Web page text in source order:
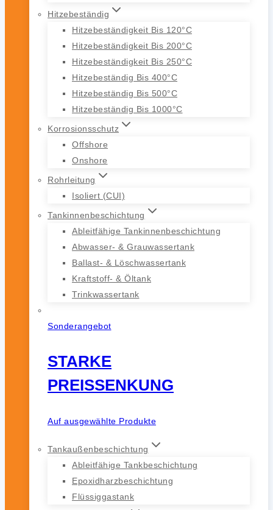
Hitzebeständig
Hitzebeständigkeit Bis 120°C
Hitzebeständigkeit Bis 200°C
Hitzebeständigkeit Bis 250°C
Hitzebeständig Bis 400°C
Hitzebeständig Bis 500°C
Hitzebeständig Bis 1000°C
Korrosionsschutz
Offshore
Onshore
Rohrleitung
Isoliert (CUI)
Tankinnenbeschichtung
Ableitfähige Tankinnenbeschichtung
Abwasser- & Grauwassertank
Ballast- & Löschwassertank
Kraftstoff- & Öltank
Trinkwassertank
Sonderangebot
STARKE
PREISSENKUNG
Auf ausgewählte Produkte
Tankaußenbeschichtung
Ableitfähige Tankbeschichtung
Epoxidharzbeschichtung
Flüssiggastank